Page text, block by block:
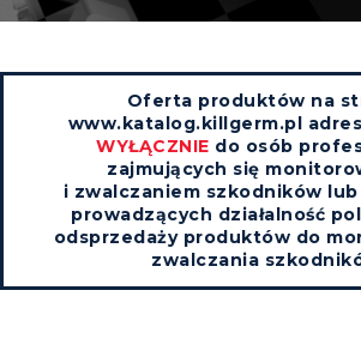
Oferta produktów na
www.katalog.killgerm.pl
WYŁĄCZNIE do osób
zajmujących się
i zwalczaniem szkodników
prowadzących działalność
odsprzedaży produktów do
zwalczania